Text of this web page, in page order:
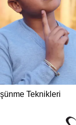
Teknikleri
geliştirme sürecidir.